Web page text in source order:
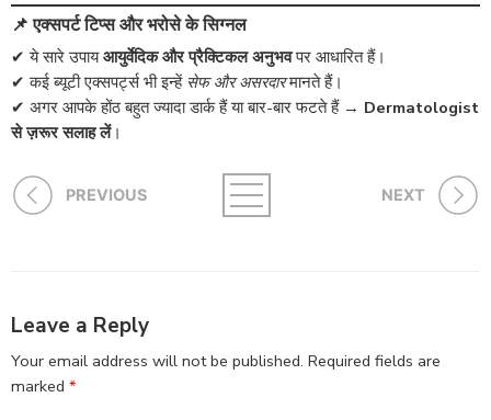
📌 एक्सपर्ट टिप्स और भरोसे के सिग्नल
✔ ये सारे उपायआयुर्वेदिक और प्रैक्टिकल अनुभवपर आधारित हैं।
✔ कई ब्यूटी एक्सपर्ट्स भी इन्हें सेफ और असरदारमानते हैं।
✔ अगर आपके होंठ बहुत ज्यादा डार्क हैं या बार-बार फटते हैं → Dermatologist
से ज़रूर सलाह लें।
PREVIOUS NEXT
Leave a Reply
Your email address will not be published. Required fields are
marked *